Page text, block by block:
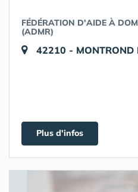
FÉDÉRATION D'AIDE À
(ADMR)
42210 - MONTROND
Plus d'infos